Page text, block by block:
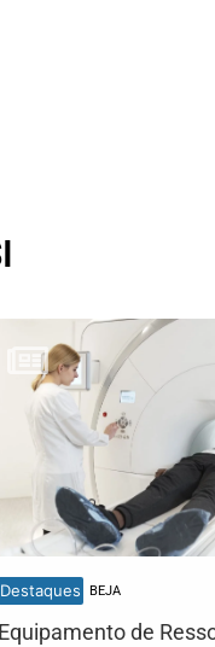
Destaques BEJA
Equipamento de